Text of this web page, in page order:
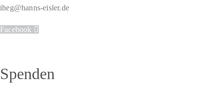
iheg@hanns-eisler.de
Facebook
Spenden